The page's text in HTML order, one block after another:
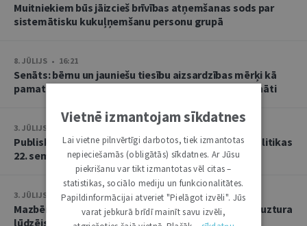
Muitniekiem būs jāizcieš brīvības atņemšanas sods par
sistemātisku kukuļņemšanu personu grupā
8. JŪLIJS • 16:21
Senāts: bērnu un jauniešu tiesību aizsardzības mērķi kā
pamatu atbrīvojumam no PVN nevar tulkot paplašināti
3. JŪLIJS • 18:23
Publisko tiesību institūta konstitucionālās tiesībpolitikas
22. seminārs
3. JŪLIJS • 14:45
Mazbērniem nav pienākuma uzturēt vecvecākus, ja uztura
lūdzējs nav par viņiem rūpējies
Vietnē izmantojam sīkdatnes
Lai vietne pilnvērtīgi darbotos, tiek izmantotas
nepieciešamās (obligātās) sīkdatnes. Ar Jūsu
piekrišanu var tikt izmantotas vēl citas –
statistikas, sociālo mediju un funkcionalitātes.
Papildinformācijai atveriet "Pielāgot izvēli". Jūs
varat jebkurā brīdī mainīt savu izvēli,